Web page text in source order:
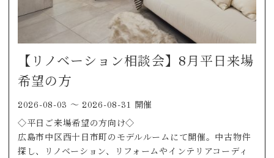
【リノベーション相談会】8月平日来場
希望の方
2026-08-03 〜 2026-08-31 開催
◇平日ご来場希望の方向け◇
広島市中区西十日市町のモデルルームにて開催。中古物件
探し、リノベーション、リフォームやインテリアコーディ